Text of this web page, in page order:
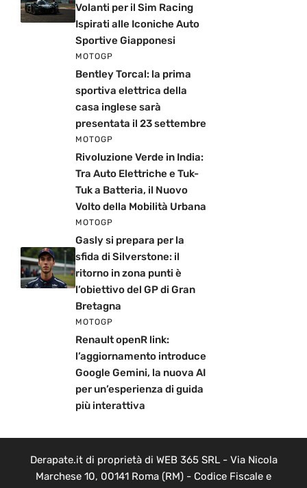
Volanti per il Sim Racing
Ispirati alle Iconiche Auto
Sportive Giapponesi
MOTOGP
Bentley Torcal: la prima
sportiva elettrica della
casa inglese sarà
presentata il 23 settembre
MOTOGP
Rivoluzione Verde in India:
Tra Auto Elettriche e Tuk-
Tuk a Batteria, il Nuovo
Volto della Mobilità Urbana
MOTOGP
Gasly si prepara per la
sfida di Silverstone: il
ritorno in zona punti è
l’obiettivo del GP di Gran
Bretagna
MOTOGP
Renault openR link:
l’aggiornamento introduce
Google Gemini, la nuova AI
per un’esperienza di guida
più interattiva
Derapate.it di proprietà di WEB 365 SRL - Via Nicola
Marchese 10, 00141 Roma (RM) - Codice Fiscale e